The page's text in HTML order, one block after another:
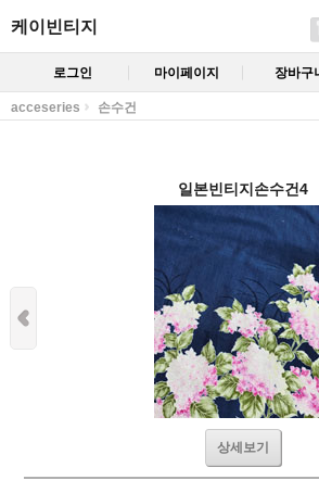
케이빈티지
로그인 마이페이지 장바구
acceseries 손수건
일본빈티지손수건4
상세보기